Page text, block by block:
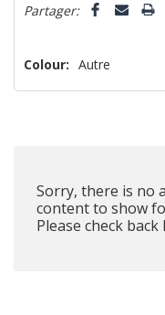
vous!
n’en
reste
Partager:
Colour: Autre
Sorry, there is no
content to show
Please check back